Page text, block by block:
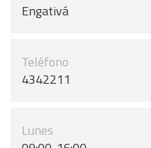
Engativá
Teléfono
4342211
Lunes